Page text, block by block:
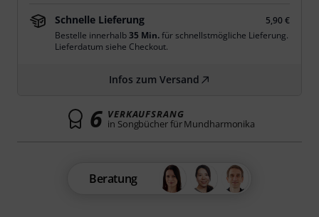
Schnelle Lieferung
5,90 €
Bestelle innerhalb35 Min.für schnellstmögliche Lieferung.
Lieferdatum siehe Checkout.
Infos zum Versand
6 VERKAUFSRANG
in Songbücher für Mundharmonika
Beratung